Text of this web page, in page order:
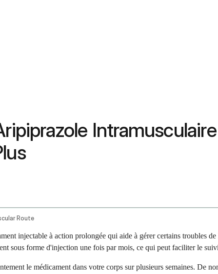
Route
injectable à action prolongée qui aide à gérer certains troubles
sous forme d'injection une fois par mois, ce qui peut faciliter le
le médicament dans votre corps sur plusieurs semaines. De